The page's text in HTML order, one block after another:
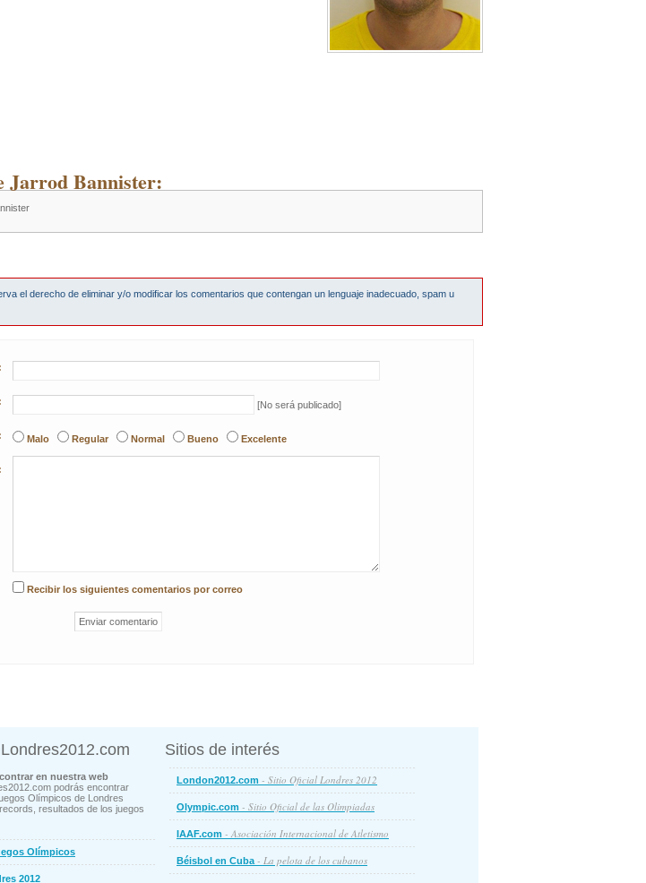
Jarrod Bannister:
el derecho de eliminar y/o modificar los comentarios que contengan un lenguaje inadecuado, spam u
[No será publicado]
: Malo Regular Normal Bueno Excelente
Recibir los siguientes comentarios por correo
en nuestra web
podrás encontrar
Olímpicos de Londres
resultados de los juegos
Olímpicos
2012
Sitios de interés
London2012.com - Sitio Oficial Londres 2012
Olympic.com - Sitio Oficial de las Olimpiadas
IAAF.com - Asociación Internacional de Atletismo
Béisbol en Cuba- La pelota de los cubanos